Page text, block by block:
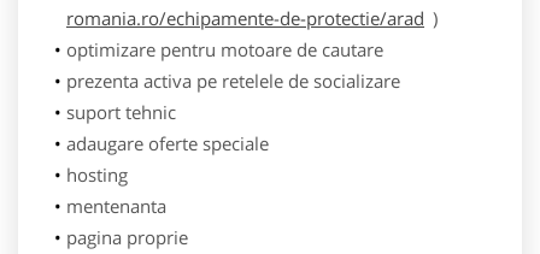
romania.ro/echipamente-de-protectie/arad )
optimizare pentru motoare de cautare
prezenta activa pe retelele de socializare
suport tehnic
adaugare oferte speciale
hosting
mentenanta
pagina proprie